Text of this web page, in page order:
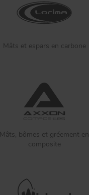
Mâts et espars en carbone
Mâts, bômes et gréement en
composite